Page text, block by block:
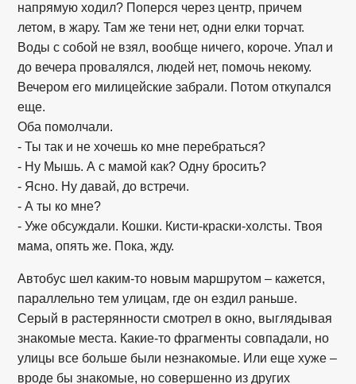
напрямую ходил? Поперся через центр, причем
летом, в жару. Там же тени нет, одни елки торчат.
Воды с собой не взял, вообще ничего, короче. Упал и
до вечера провалялся, людей нет, помочь некому.
Вечером его милицейские забрали. Потом откупался
еще.
Оба помолчали.
- Ты так и не хочешь ко мне перебраться?
- Ну Мышь. А с мамой как? Одну бросить?
- Ясно. Ну давай, до встречи.
- А ты ко мне?
- Уже обсуждали. Кошки. Кисти-краски-холсты. Твоя
мама, опять же. Пока, жду.
Автобус шел каким-то новым маршрутом – кажется,
параллельно тем улицам, где он ездил раньше.
Серый в растерянности смотрел в окно, выглядывая
знакомые места. Какие-то фрагменты совпадали, но
улицы все больше были незнакомые. Или еще хуже –
вроде бы знакомые, но совершенно из других